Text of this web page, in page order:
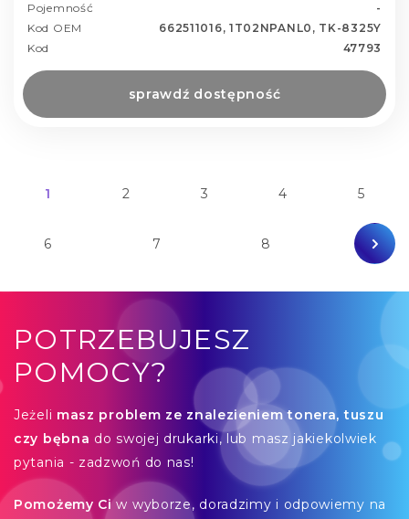
Pojemność
-
Kod OEM
662511016, 1T02NPANL0, TK-8325Y
Kod
47793
sprawdź dostępność
1 2 3 4 5
6 7 8
POTRZEBUJESZ
POMOCY?
Jeżeli masz problem ze znalezieniem tonera, tuszu
czy bębna do swojej drukarki, lub masz jakiekolwiek
pytania - zadzwoń do nas!
Pomożemy Ciw wyborze, doradzimy i odpowiemy na